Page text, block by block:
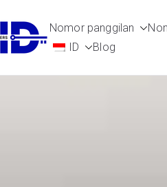
Nomor telepon virtual
Nomor panggilan
ID
Blog